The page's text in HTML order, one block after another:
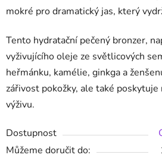
mokré pro dramatický jas, který
Tento hydratační pečený bronzer,
vyživujícího oleje ze světlicových
heřmánku, kamélie, ginkga a
zářivost pokožky, ale také
výživu.
Dostupnost
Můžeme doručit do: